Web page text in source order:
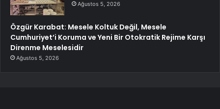
Ağustos 5, 2026
Özgür Karabat: Mesele Koltuk Değil, Mesele
Cumhuriyet’i Koruma ve Yeni Bir Otokratik Rejime Karşı
Direnme Meselesidir
Ağustos 5, 2026